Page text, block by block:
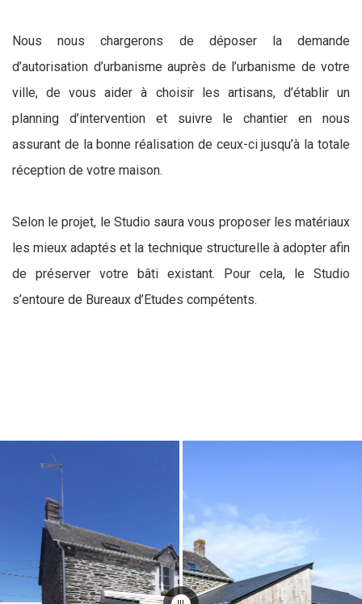
Nous nous chargerons de déposer la demande
d’autorisation d’urbanisme auprès de l’urbanisme de votre
ville, de vous aider à choisir les artisans, d’établir un
planning d’intervention et suivre le chantier en nous
assurant de la bonne réalisation de ceux-ci jusqu’à la totale
réception de votre maison.
Selon le projet, le Studio saura vous proposer les matériaux
les mieux adaptés et la technique structurelle à adopter afin
de préserver votre bâti existant. Pour cela, le Studio
s’entoure de Bureaux d’Etudes compétents.